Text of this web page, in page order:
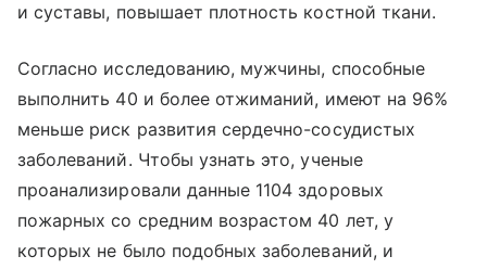
и суставы, повышает плотность костной ткани.
Согласно исследованию, мужчины, способные
выполнить 40 и более отжиманий, имеют на 96%
меньше риск развития сердечно-сосудистых
заболеваний. Чтобы узнать это, ученые
проанализировали данные 1104 здоровых
пожарных со средним возрастом 40 лет, у
которых не было подобных заболеваний, и